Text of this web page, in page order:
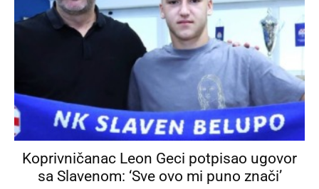
Koprivničanac Leon Geci potpisao ugovor
sa Slavenom: ‘Sve ovo mi puno znači’